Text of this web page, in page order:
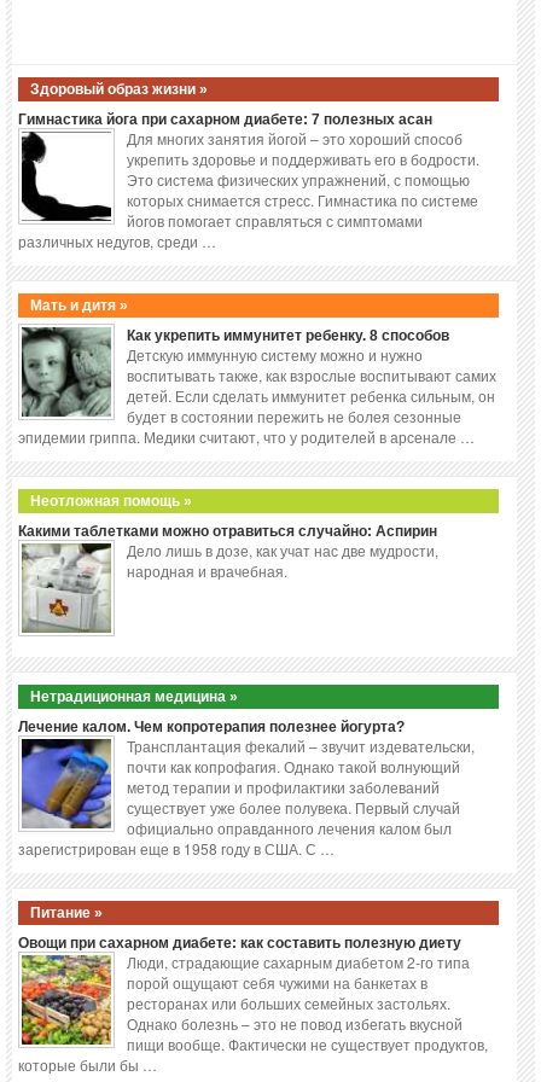
Здоровый образ жизни »
Гимнастика йога при сахарном диабете: 7 полезных асан
Для многих занятия йогой – это хороший способ
укрепить здоровье и поддерживать его в бодрости.
Это система физических упражнений, с помощью
которых снимается стресс. Гимнастика по системе
йогов помогает справляться с симптомами
различных недугов, среди …
Мать и дитя »
Как укрепить иммунитет ребенку. 8 способов
Детскую иммунную систему можно и нужно
воспитывать также, как взрослые воспитывают самих
детей. Если сделать иммунитет ребенка сильным, он
будет в состоянии пережить не болея сезонные
эпидемии гриппа. Медики считают, что у родителей в арсенале …
Неотложная помощь »
Какими таблетками можно отравиться случайно: Аспирин
Дело лишь в дозе, как учат нас две мудрости,
народная и врачебная.
Нетрадиционная медицина »
Лечение калом. Чем копротерапия полезнее йогурта?
Трансплантация фекалий – звучит издевательски,
почти как копрофагия. Однако такой волнующий
метод терапии и профилактики заболеваний
существует уже более полувека. Первый случай
официально оправданного лечения калом был
зарегистрирован еще в 1958 году в США. С …
Питание »
Овощи при сахарном диабете: как составить полезную диету
Люди, страдающие сахарным диабетом 2-го типа
порой ощущают себя чужими на банкетах в
ресторанах или больших семейных застольях.
Однако болезнь – это не повод избегать вкусной
пищи вообще. Фактически не существует продуктов,
которые были бы …